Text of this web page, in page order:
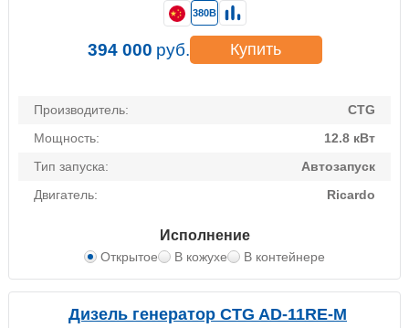
Производитель:
CTG
Мощность:
12.8 кВт
Тип запуска:
Автозапуск
Двигатель:
Ricardo
Исполнение
Открытое В кожухе В контейнере
380В
394 000 руб. Купить
Дизель генератор CTG AD-11RE-M